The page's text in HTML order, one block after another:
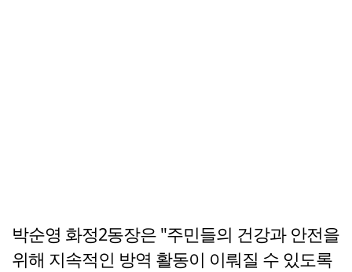
박순영 화정2동장은 "주민들의 건강과 안전을
위해 지속적인 방역 활동이 이뤄질 수 있도록